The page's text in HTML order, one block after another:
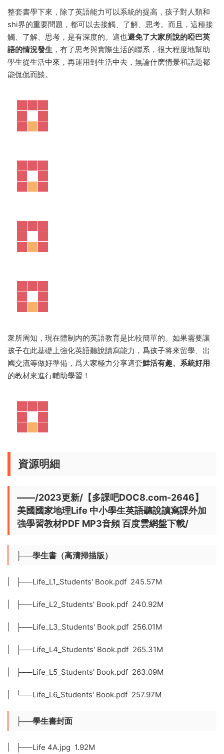
整套書學下來，除了英語能力可以系統的提高，孩子對人類和
shi界的重要問題，都可以去接觸、了解、思考。而且，這種接
觸、了解、思考，是有深度的。這也避免了大家所說的啞巴英
語的情況發生 ，有了思考與實際生活的聯系，很大程度地幫助
學生從生活中來，再運用到生活中去，無論什麽情景和話題都
能侃侃而談。
衆所周知，現在體制内的英語教育是比較簡單的。如果需要讓
孩子在此基礎上強化英語聽說讀寫能力，爲孩子将來留學、出
國交流等做好準備，爲大家極力分享這套鮮活有趣、系統好用
的教材來進行輔助學習！
資源明細
——/2023更新/【多課吧DOC8.com-2646】
美國國家地理Life 中小學生英語聽說讀寫課外加
強學習教材PDF MP3音頻 百度雲網盤下載/
├──學生書（高清掃描版）
| ├──Life_L1_Students' Book.pdf 245.57M
| ├──Life_L2_Students' Book.pdf 240.92M
| ├──Life_L3_Students' Book.pdf 256.01M
| ├──Life_L4_Students' Book.pdf 265.31M
| ├──Life_L5_Students' Book.pdf 263.09M
| └──Life_L6_Students' Book.pdf 257.97M
├──學生書封面
| ├──Life 4A.jpg 1.92M